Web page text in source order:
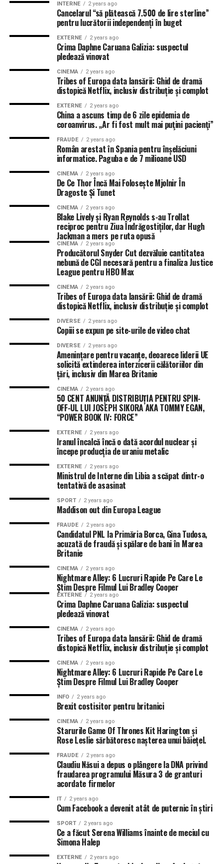
INTERNE 2 years ago
Cancelarul “să plătească 7.500 de lire sterline”
pentru lucrătorii independenți în buget
EXTERNE 2 years ago
Crima Daphne Caruana Galizia: suspectul
pledează vinovat
CINEMA 2 years ago
Tribes of Europa data lansării: Ghid de dramă
distopică Netflix, inclusiv distribuție și complot
EXTERNE 2 years ago
China a ascuns timp de 6 zile epidemia de
coroanvirus. „Ar fi fost mult mai puţini pacienţi”
FRAUDE 2 years ago
Român arestat în Spania pentru înșelăciuni
informatice. Paguba e de 7 milioane USD
CINEMA 2 years ago
De Ce Thor Încă Mai Folosește Mjolnir În
Dragoste Și Tunet
CINEMA 2 years ago
Blake Lively și Ryan Reynolds s-au Trollat
reciproc pentru Ziua Îndrăgostiților, dar Hugh
Jackman a mers pe ruta opusă
CINEMA 2 years ago
Producătorul Snyder Cut dezvăluie cantitatea
nebună de CGI necesară pentru a finaliza Justice
League pentru HBO Max
CINEMA 2 years ago
Tribes of Europa data lansării: Ghid de dramă
distopică Netflix, inclusiv distribuție și complot
DIVERSE 2 years ago
Copiii se expun pe site-urile de video chat
DIVERSE 2 years ago
Amenințare pentru vacanțe, deoarece liderii UE
solicită extinderea interzicerii călătoriilor din
țări, inclusiv din Marea Britanie
CINEMA 2 years ago
50 CENT ANUNȚĂ DISTRIBUȚIA PENTRU SPIN-
OFF-UL LUI JOSEPH SIKORA AKA TOMMY EGAN,
“POWER BOOK IV: FORCE”
EXTERNE 2 years ago
Iranul încalcă încă o dată acordul nuclear și
începe producția de uraniu metalic
EXTERNE 2 years ago
Ministrul de Interne din Libia a scăpat dintr-o
tentativă de asasinat
SPORT 2 years ago
Maddison out din Europa League
FRAUDE 2 years ago
Candidatul PNL la Primăria Borca, Gina Tudosa,
acuzată de fraudă și spălare de bani în Marea
Britanie
CINEMA 2 years ago
Nightmare Alley: 6 Lucruri Rapide Pe Care Le
Știm Despre Filmul Lui Bradley Cooper
EXTERNE 2 years ago
Crima Daphne Caruana Galizia: suspectul
pledează vinovat
CINEMA 2 years ago
Tribes of Europa data lansării: Ghid de dramă
distopică Netflix, inclusiv distribuție și complot
CINEMA 2 years ago
Nightmare Alley: 6 Lucruri Rapide Pe Care Le
Știm Despre Filmul Lui Bradley Cooper
INFO 2 years ago
Brexit costisitor pentru britanici
CINEMA 2 years ago
Starurile Game Of Thrones Kit Harington și
Rose Leslie sărbătoresc nașterea unui băiețel.
FRAUDE 2 years ago
Claudiu Năsui a depus o plângere la DNA privind
fraudarea programului Măsura 3 de granturi
acordate firmelor
IT 2 years ago
Cum Facebook a devenit atât de puternic în știri
SPORT 2 years ago
Ce a făcut Serena Williams înainte de meciul cu
Simona Halep
EXTERNE 2 years ago